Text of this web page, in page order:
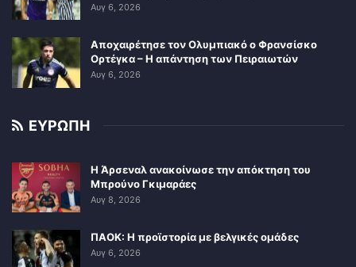
Αυγ 6, 2026
Αποχαιρέτησε τον Ολυμπιακό ο Φρανσίσκο
Ορτέγκα – Η απάντηση των Πειραιωτών
Αυγ 6, 2026
ΕΥΡΩΠΗ
Η Άρσεναλ ανακοίνωσε την απόκτηση του
Μπρούνο Γκιμαράες
Αυγ 8, 2026
ΠΑΟΚ: Η προϊστορία με βελγικές ομάδες
Αυγ 6, 2026